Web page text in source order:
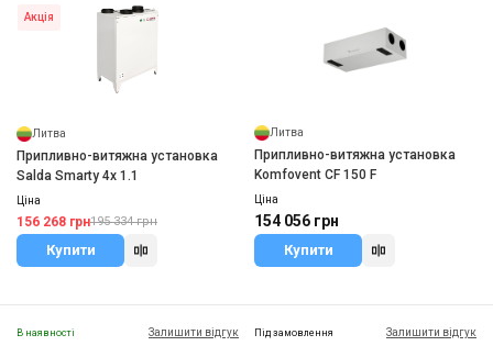
Акція
Литва
Припливно-витяжна установка
Salda Smarty 4x 1.1
Ціна
156 268 грн195 334 грн
Купити
Литва
Припливно-витяжна установка
Komfovent CF 150 F
Ціна
154 056 грн
Купити
В наявності Залишити відгук Під замовлення Залишити відгук